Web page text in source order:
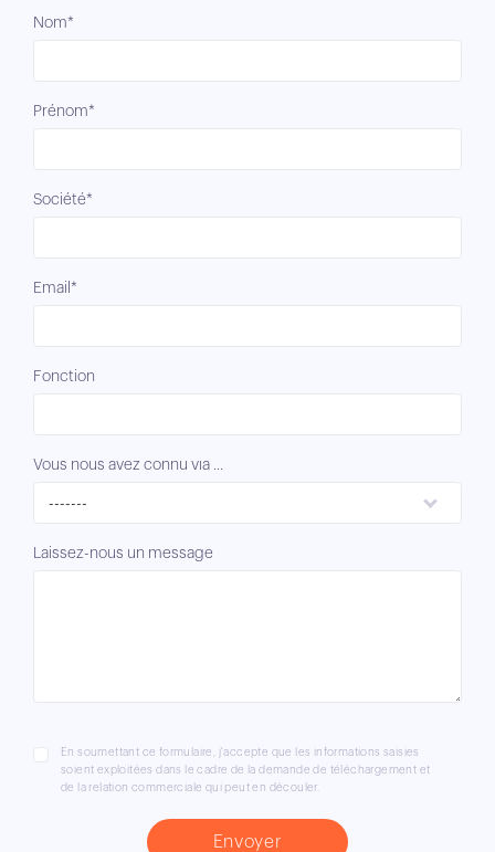
Nom*
Prénom*
Société*
Email*
Fonction
Vous nous avez connu via ...
-------
Laissez-nous un message
En soumettant ce formulaire, j'accepte que les informations saisies
soient exploitées dans le cadre de la demande de téléchargement et
de la relation commerciale qui peut en découler.